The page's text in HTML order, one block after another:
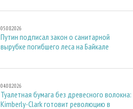
05.08.2026
Путин подписал закон о санитарной
вырубке погибшего леса на Байкале
04.08.2026
Туалетная бумага без древесного волокна:
Kimberly-Clark готовит революцию в